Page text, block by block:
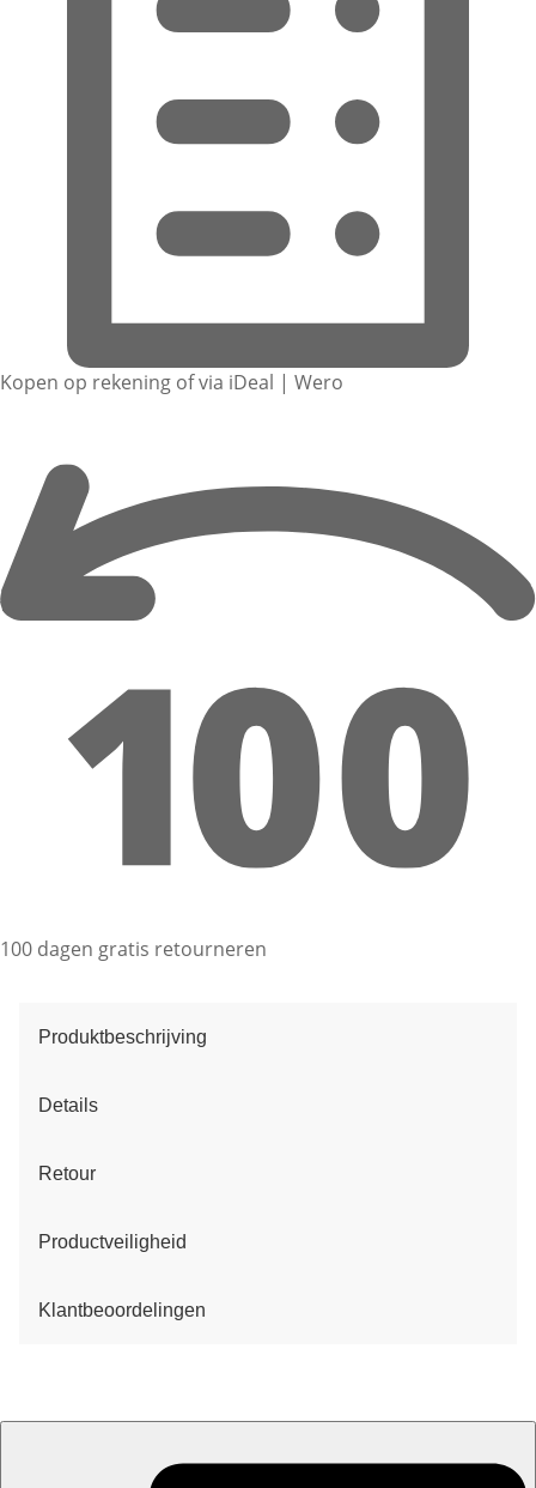
Kopen op rekening of via iDeal | Wero
100 dagen gratis retourneren
Produktbeschrijving
Details
Retour
Productveiligheid
Klantbeoordelingen